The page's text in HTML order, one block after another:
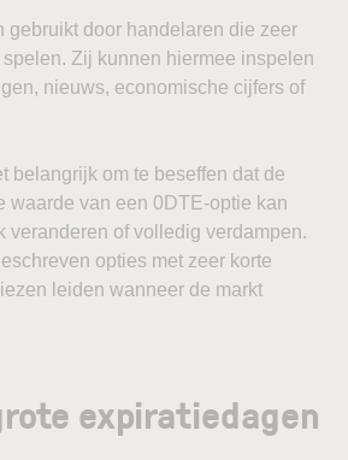
gebruikt door handelaren die zeer
Zij kunnen hiermee inspelen
nieuws, economische cijfers of
belangrijk om te beseffen dat de
waarde van een 0DTE-optie kan
veranderen of volledig verdampen.
opties met zeer korte
leiden wanneer de markt
expiratiedagen